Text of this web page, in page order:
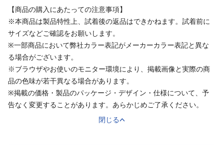
【商品の購入にあたっての注意事項】
※本商品は製品特性上、試着後の返品はできかねます。試着前に
サイズなどご確認をお願いします。
※一部商品において弊社カラー表記がメーカーカラー表記と異な
る場合がございます。
※ブラウザやお使いのモニター環境により、掲載画像と実際の商
品の色味が若干異なる場合があります。
※掲載の価格・製品のパッケージ・デザイン・仕様について、予
告なく変更することがあります。あらかじめご了承ください。
閉じる